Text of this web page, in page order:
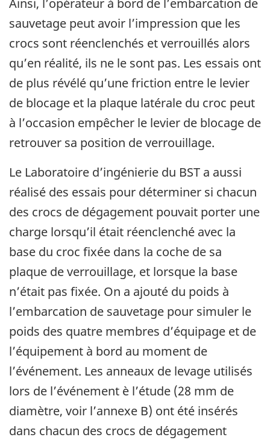
Ainsi, l’opérateur à bord de l’embarcation de
sauvetage peut avoir l’impression que les
crocs sont réenclenchés et verrouillés alors
qu’en réalité, ils ne le sont pas. Les essais ont
de plus révélé qu’une friction entre le levier
de blocage et la plaque latérale du croc peut
à l’occasion empêcher le levier de blocage de
retrouver sa position de verrouillage.
Le Laboratoire d’ingénierie du BST a aussi
réalisé des essais pour déterminer si chacun
des crocs de dégagement pouvait porter une
charge lorsqu’il était réenclenché avec la
base du croc fixée dans la coche de sa
plaque de verrouillage, et lorsque la base
n’était pas fixée. On a ajouté du poids à
l’embarcation de sauvetage pour simuler le
poids des quatre membres d’équipage et de
l’équipement à bord au moment de
l’événement. Les anneaux de levage utilisés
lors de l’événement è l’étude (28 mm de
diamètre, voir l’annexe B) ont été insérés
dans chacun des crocs de dégagement